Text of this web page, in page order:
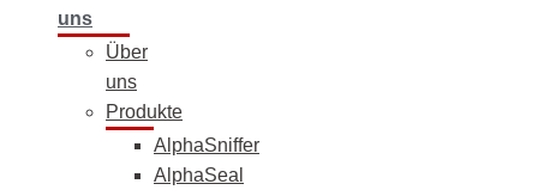
uns
Über
uns
Produkte
AlphaSniffer
AlphaSeal